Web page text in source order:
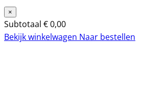
×
Subtotaal €0,00
Bekijk winkelwagen Naar bestellen